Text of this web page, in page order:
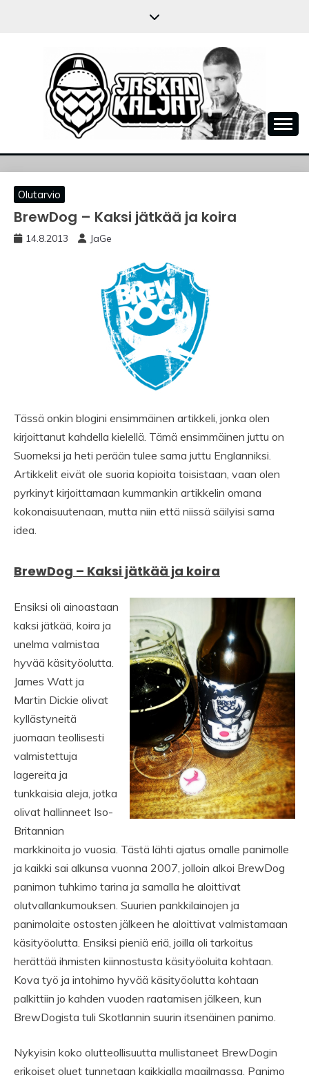
JASKANKALJAT
Olutarvio
BrewDog – Kaksi jätkää ja koira
14.8.2013 JaGe
Tässä onkin blogini ensimmäinen artikkeli, jonka olen
kirjoittanut kahdella kielellä. Tämä ensimmäinen juttu on
Suomeksi ja heti perään tulee sama juttu Englanniksi.
Artikkelit eivät ole suoria kopioita toisistaan, vaan olen
pyrkinyt kirjoittamaan kummankin artikkelin omana
kokonaisuutenaan, mutta niin että niissä säilyisi sama
idea.
BrewDog – Kaksi jätkää ja koira
Ensiksi oli ainoastaan
kaksi jätkää, koira ja
unelma valmistaa
hyvää käsityöolutta.
James Watt ja
Martin Dickie olivat
kyllästyneitä
juomaan teollisesti
valmistettuja
lagereita ja
tunkkaisia aleja, jotka
olivat hallinneet Iso-
Britannian
markkinoita jo vuosia. Tästä lähti ajatus omalle panimolle
ja kaikki sai alkunsa vuonna 2007, jolloin alkoi BrewDog
panimon tuhkimo tarina ja samalla he aloittivat
olutvallankumouksen. Suurien pankkilainojen ja
panimolaite ostosten jälkeen he aloittivat valmistamaan
käsityöolutta. Ensiksi pieniä eriä, joilla oli tarkoitus
herättää ihmisten kiinnostusta käsityöoluita kohtaan.
Kova työ ja intohimo hyvää käsityöolutta kohtaan
palkittiin jo kahden vuoden raatamisen jälkeen, kun
BrewDogista tuli Skotlannin suurin itsenäinen panimo.
Nykyisin koko olutteollisuutta mullistaneet BrewDogin
erikoiset oluet tunnetaan kaikkialla maailmassa. Panimo